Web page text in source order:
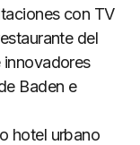
con TV
del
innovadores
Baden e
hotel urbano